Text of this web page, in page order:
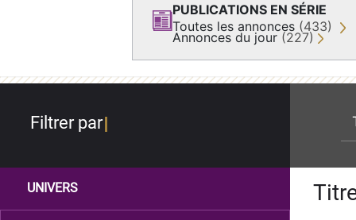
PUBLICATIONS EN SÉRIE
Toutes les annonces (433)
Annonces du jour (227)
Filtrer par
UNIVERS